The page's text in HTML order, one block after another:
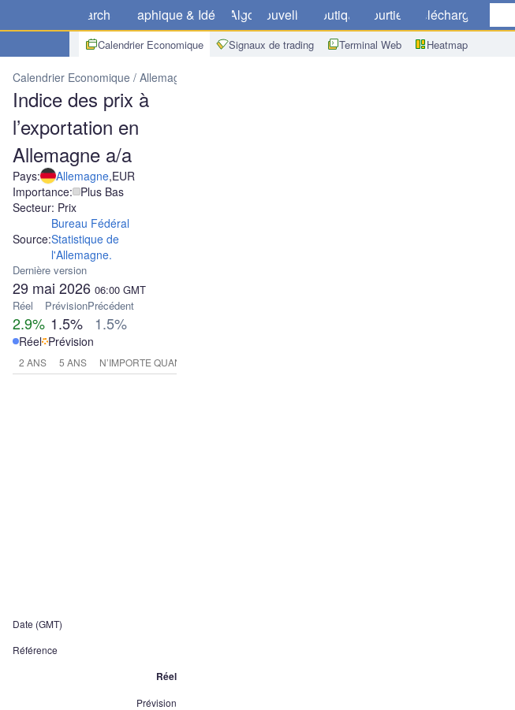
Marchés Graphique & Idées Algo Nouvelles Boutique Courtiers Télécharger
Calendrier Economique Signaux de trading Terminal Web Heatmap
Calendrier Economique Allemagne
Indice des prix à
l’exportation en
Allemagne a/a
Pays: Allemagne,EUR
Importance: Plus Bas
Secteur: Prix
Source:
Bureau Fédéral
Statistique de
l'Allemagne.
Dernière version
29 mai 2026 06:00 GMT
Réel
2.9%
Prévision
1.5%
Précédent
1.5%
Réel Prévision
2 ANS 5 ANS N’IMPORTE QUAND
Date (GMT)
Référence
Réel
Prévision